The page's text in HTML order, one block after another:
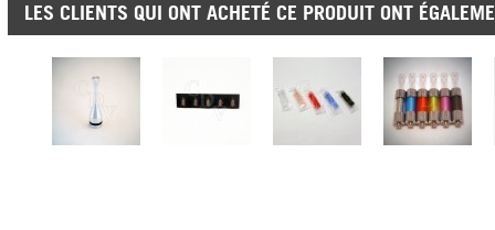
LES CLIENTS QUI ONT ACHETÉ CE PRODUIT ONT